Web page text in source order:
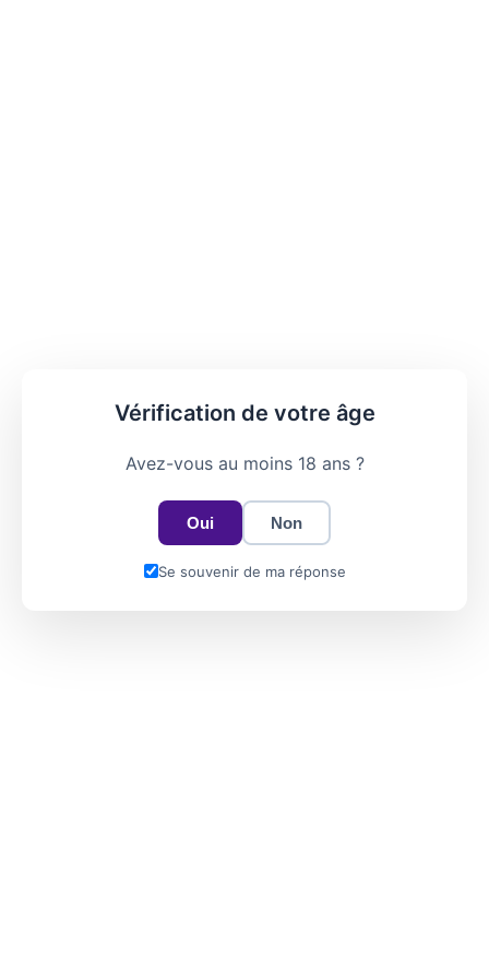
Vérification de votre âge
Avez-vous au moins 18 ans ?
Oui Non
Se souvenir de ma réponse